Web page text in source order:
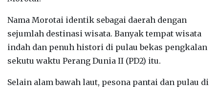
Nama Morotai identik sebagai daerah dengan
sejumlah destinasi wisata. Banyak tempat wisata
indah dan penuh histori di pulau bekas pengkalan
sekutu waktu Perang Dunia II (PD2) itu.
Selain alam bawah laut, pesona pantai dan pulau di